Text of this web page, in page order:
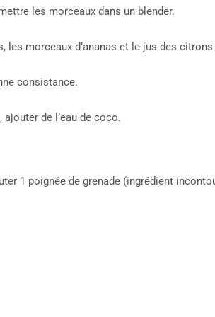
les morceaux dans un blender.
les morceaux d’ananas et le jus des
consistance.
de l’eau de coco.
1 poignée de grenade (ingrédient